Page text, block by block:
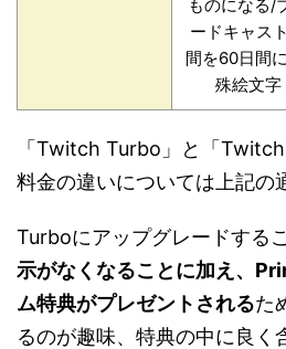
ものになる/
ードキャス
間を60日間
殊絵文字
「Twitch Turbo」と「
料金の違いについては上記の
Turboにアップグレードする
示がなくなることに加え、
ム特典がプレゼントされるた
るのが趣味、特典の中に良く